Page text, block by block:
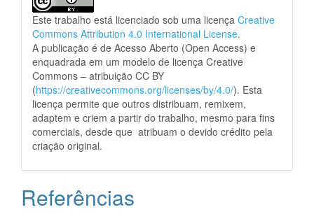
Este trabalho está licenciado sob uma licença Creative
Commons Attribution 4.0 International License.
A publicação é de Acesso Aberto (Open Access) e
enquadrada em um modelo de licença Creative
Commons – atribuição CC BY
(https://creativecommons.org/licenses/by/4.0/). Esta
licença permite que outros distribuam, remixem,
adaptem e criem a partir do trabalho, mesmo para fins
comerciais, desde que atribuam o devido crédito pela
criação original.
Referências